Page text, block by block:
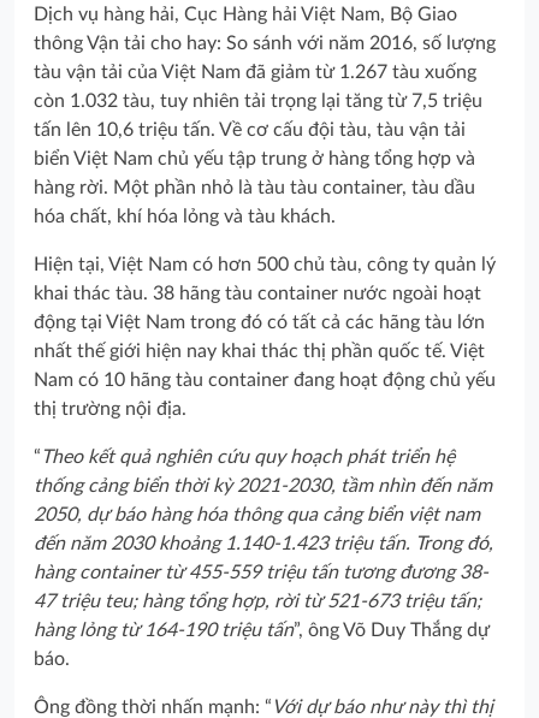
Dịch vụ hàng hải, Cục Hàng hải Việt Nam, Bộ Giao
thông Vận tải cho hay: So sánh với năm 2016, số lượng
tàu vận tải của Việt Nam đã giảm từ 1.267 tàu xuống
còn 1.032 tàu, tuy nhiên tải trọng lại tăng từ 7,5 triệu
tấn lên 10,6 triệu tấn. Về cơ cấu đội tàu, tàu vận tải
biển Việt Nam chủ yếu tập trung ở hàng tổng hợp và
hàng rời. Một phần nhỏ là tàu tàu container, tàu dầu
hóa chất, khí hóa lỏng và tàu khách.
Hiện tại, Việt Nam có hơn 500 chủ tàu, công ty quản lý
khai thác tàu. 38 hãng tàu container nước ngoài hoạt
động tại Việt Nam trong đó có tất cả các hãng tàu lớn
nhất thế giới hiện nay khai thác thị phần quốc tế. Việt
Nam có 10 hãng tàu container đang hoạt động chủ yếu
thị trường nội địa.
“ Theo kết quả nghiên cứu quy hoạch phát triển hệ
thống cảng biển thời kỳ 2021-2030, tầm nhìn đến năm
2050, dự báo hàng hóa thông qua cảng biển việt nam
đến năm 2030 khoảng 1.140-1.423 triệu tấn. Trong đó,
hàng container từ 455-559 triệu tấn tương đương 38-
47 triệu teu; hàng tổng hợp, rời từ 521-673 triệu tấn;
hàng lỏng từ 164-190 triệu tấn”, ông Võ Duy Thắng dự
báo.
Ông đồng thời nhấn mạnh: “ Với dự báo như này thì thị